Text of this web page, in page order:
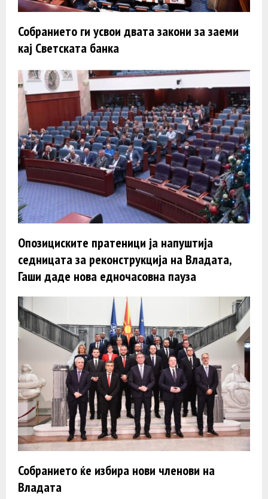
Собранието ги усвои двата закони за заеми
кај Светската банка
Опозициските пратеници ја напуштија
седницата за реконструкција на Владата,
Гаши даде нова едночасовна пауза
Собранието ќе избира нови членови на
Владата